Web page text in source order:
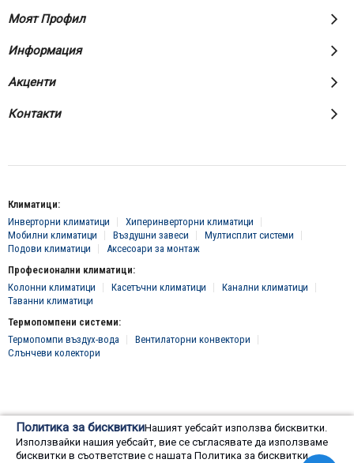
Политика за бисквиткиНашият уебсайт използва бисквитки.
Използвайки нашия уебсайт, вие се съгласявате да използваме
бисквитки в съответствие с нашата Политика за бисквитки.
Моят Профил
Информация
Акценти
Контакти
Климатици:
Инверторни климатици
Хиперинверторни климатици
Мобилни климатици
Въздушни завеси
Мултисплит системи
Подови климатици
Аксесоари за монтаж
Професионални климатици:
Колонни климатици
Касетъчни климатици
Канални климатици
Таванни климатици
Термопомпени системи:
Термопомпи въздух-вода
Вентилаторни конвектори
Слънчеви колектори
© 2016 - 2024 Всички права запазени, "Клима Инженеринг 2016" ЕООД
Онлайн магазин от